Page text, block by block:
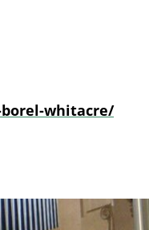
whitacre/